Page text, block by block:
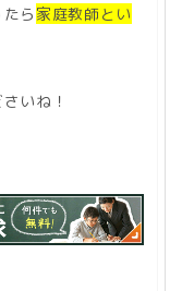
ら 家庭教師とい
いね！